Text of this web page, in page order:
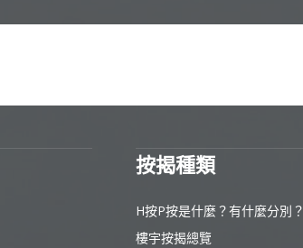
按揭種類
H按P按是什麼？有什麼分別？
樓宇按揭總覽